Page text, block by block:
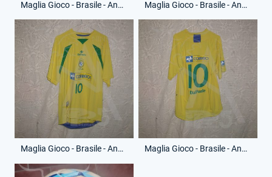
Maglia Gioco - Brasile - Anno 2005 - 12 - (Fronte) Maglia Gioco - Brasile - Anno 2005 - 12 - (Retro)
Maglia Gioco - Brasile - Anno 2007 - 10 - (Fronte) Maglia Gioco - Brasile - Anno 2007 - 10 - (Retro)